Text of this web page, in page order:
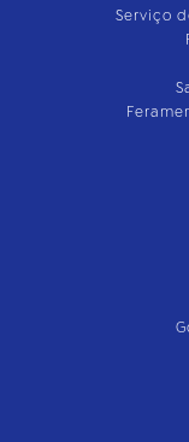
Serviço